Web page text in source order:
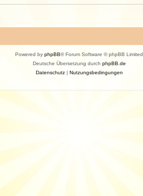
Powered by phpBB® Forum Software © phpBB Limited
Deutsche Übersetzung durch phpBB.de
Datenschutz| Nutzungsbedingungen